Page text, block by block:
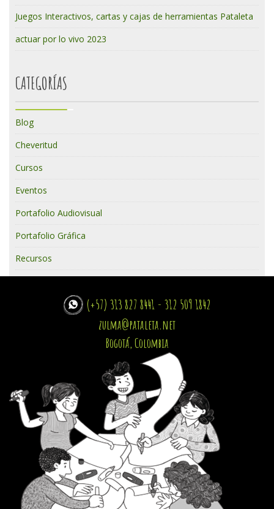
Juegos Interactivos, cartas y cajas de herramientas Pataleta
actuar por lo vivo 2023
CATEGORÍAS
Blog
Cheveritud
Cursos
Eventos
Portafolio Audiovisual
Portafolio Gráfica
Recursos
(+57) 313 827 8441 - 312 509 1842
zulma@pataleta.net
Bogotá, Colombia